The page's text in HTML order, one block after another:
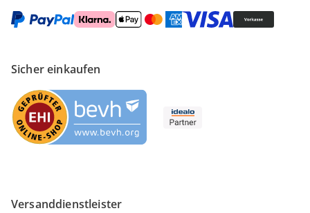
Sicher einkaufen
Versanddienstleister